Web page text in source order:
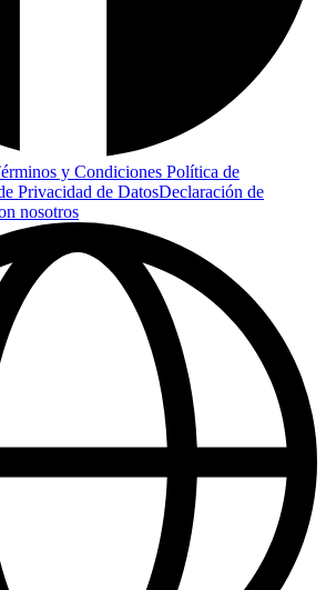
y Condiciones Política de
Privacidad de DatosDeclaración de
nosotros